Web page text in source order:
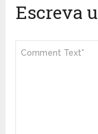
Escreva